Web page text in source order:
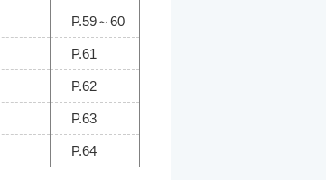
P.59～60
P.61
P.62
P.63
P.64